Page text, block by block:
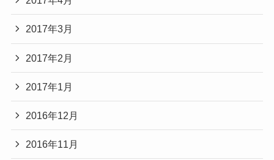
2017年3月
2017年2月
2017年1月
2016年12月
2016年11月